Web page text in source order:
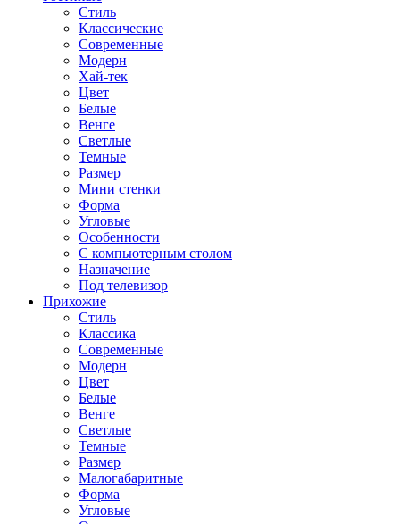
Стиль
Классические
Современные
Модерн
Хай-тек
Цвет
Белые
Венге
Светлые
Темные
Размер
Мини стенки
Форма
Угловые
Особенности
С компьютерным столом
Назначение
Под телевизор
Прихожие
Стиль
Классика
Современные
Модерн
Цвет
Белые
Венге
Светлые
Темные
Размер
Малогабаритные
Форма
Угловые